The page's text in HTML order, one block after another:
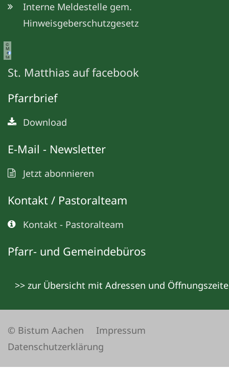
Interne Meldestelle gem.
Hinweisgeberschutzgesetz
©
M
e
ta
St. Matthias auf facebook
Pfarrbrief
Download
E-Mail - Newsletter
Jetzt abonnieren
Kontakt / Pastoralteam
Kontakt - Pastoralteam
Pfarr- und Gemeindebüros
>> zur Übersicht mit Adressen und
© Bistum Aachen
Impressum
Datenschutzerklärung